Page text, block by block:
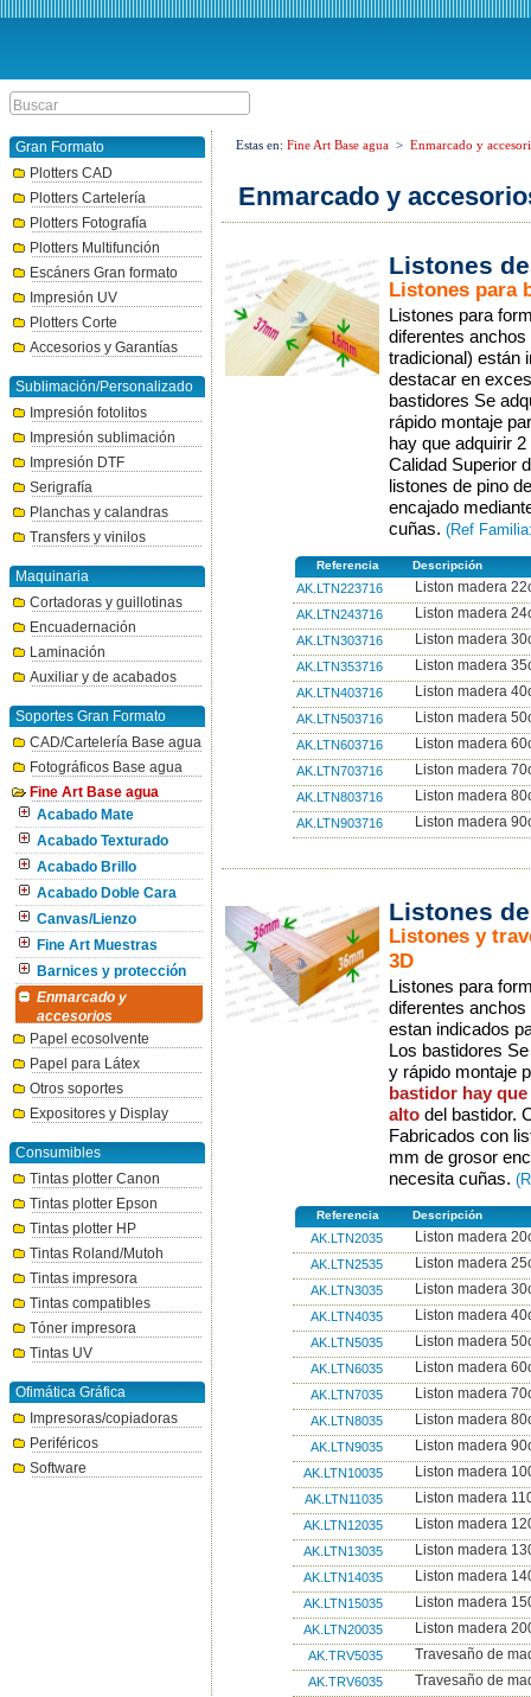
Gran Formato
Plotters CAD
Plotters Cartelería
Plotters Fotografía
Plotters Multifunción
Escáners Gran formato
Impresión UV
Plotters Corte
Accesorios y Garantías
Sublimación/Personalizado
Impresión fotolitos
Impresión sublimación
Impresión DTF
Serigrafía
Planchas y calandras
Transfers y vinilos
Maquinaria
Cortadoras y guillotinas
Encuadernación
Laminación
Auxiliar y de acabados
Soportes Gran Formato
CAD/Cartelería Base agua
Fotográficos Base agua
Fine Art Base agua
Acabado Mate
Acabado Texturado
Acabado Brillo
Acabado Doble Cara
Canvas/Lienzo
Fine Art Muestras
Barnices y protección
Enmarcado y
accesorios
Papel ecosolvente
Papel para Látex
Otros soportes
Expositores y Display
Consumibles
Tintas plotter Canon
Tintas plotter Epson
Tintas plotter HP
Tintas Roland/Mutoh
Tintas impresora
Tintas compatibles
Tóner impresora
Tintas UV
Ofimática Gráfica
Impresoras/copiadoras
Periféricos
Software
Estas en: Fine Art Base agua > Enmarcado y
Enmarcado y
Listones
Listones para
Listones para
diferentes
tradicional) están
destacar en
bastidores Se
rápido montaje
hay que adquirir
Calidad Superior
listones de pino
encajado
cuñas. (Ref
Referencia Descripción
AK.LTN223716 Liston madera
AK.LTN243716 Liston madera
AK.LTN303716 Liston madera
AK.LTN353716 Liston madera
AK.LTN403716 Liston madera
AK.LTN503716 Liston madera
AK.LTN603716 Liston madera
AK.LTN703716 Liston madera
AK.LTN803716 Liston madera
AK.LTN903716 Liston madera
Listones
Listones y
3D
Listones para
diferentes
estan indicados
Los bastidores
y rápido montaje
bastidor hay
alto del bastidor.
Fabricados con
mm de grosor
necesita cuñas.
Referencia Descripción
AK.LTN2035 Liston madera
AK.LTN2535 Liston madera
AK.LTN3035 Liston madera
AK.LTN4035 Liston madera
AK.LTN5035 Liston madera
AK.LTN6035 Liston madera
AK.LTN7035 Liston madera
AK.LTN8035 Liston madera
AK.LTN9035 Liston madera
AK.LTN10035 Liston madera
AK.LTN11035 Liston madera
AK.LTN12035 Liston madera
AK.LTN13035 Liston madera
AK.LTN14035 Liston madera
AK.LTN15035 Liston madera
AK.LTN20035 Liston madera
AK.TRV5035 Travesaño de
AK.TRV6035 Travesaño de